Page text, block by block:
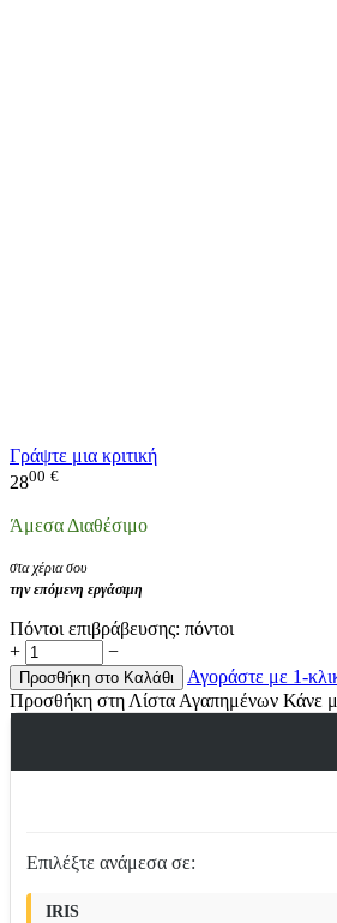
Γράψτε μια κριτική
2800 €
Άμεσα Διαθέσιμο
στα χέρια σου
την επόμενη εργάσιμη
Πόντοι επιβράβευσης: πόντοι
+
−
Προσθήκη στο Καλάθι
Αγοράστε με 1-
Προσθήκη στη Λίστα Αγαπημένων Κάνε
Επιλέξτε ανάμεσα σε:
IRIS